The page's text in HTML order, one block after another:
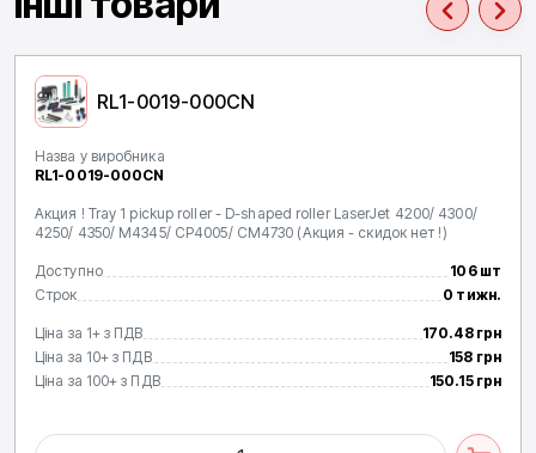
RL1-0019-000CN
Назва у виробника
RL1-0019-000CN
Акция ! Tray 1 pickup roller - D-shaped roller LaserJet 4200/ 4300/
4250/ 4350/ M4345/ CP4005/ CM4730 (Акция - скидок нет !)
Доступно
106 шт
Строк
0 тижн.
Ціна за 1+ з ПДВ
170.48 грн
Ціна за 10+ з ПДВ
158 грн
Ціна за 100+ з ПДВ
150.15 грн